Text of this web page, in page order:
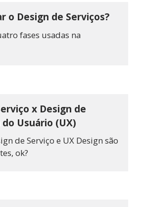
o Design de Serviços?
fases usadas na
x Design de
Usuário (UX)
de Serviço e UX Design são
ok?